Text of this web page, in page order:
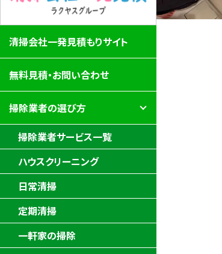
清掃会社一発見積もりサイト
無料見積・お問い合わせ
掃除業者の選び方
掃除業者サービス一覧
ハウスクリーニング
日常清掃
定期清掃
一軒家の掃除